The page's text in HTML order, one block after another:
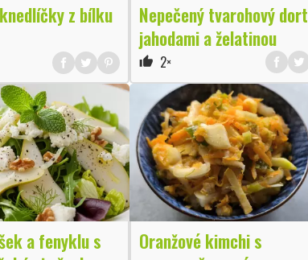
z bílku
Nepečený tvarohový
jahodami a želatinou
thumb_up 2×
a fenyklu s
Oranžové kimchi s